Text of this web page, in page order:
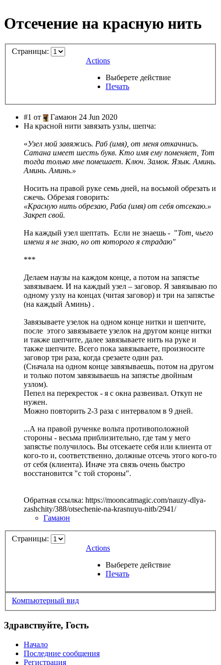
Отсечение на красную нить
Страницы:
Actions
Выберете действие
Печать
#1 от
Гамаюн 24 Jun 2020
На красной нити завязать узлы, шепча:
«Узел мой завяжись. Раб (имя), от меня откачнись.
Сатана имеет шесть букв. Кто имя ему поменяет, Тот
тогда только мне помешает. Ключ. Замок. Язык. Аминь.
Аминь. Аминь.»
Носить на правой руке семь дней, на восьмой обрезать и
сжечь. Обрезая говорить:
«Красную нить обрезаю, Раба (имя) от себя отсекаю.»
Закреп свой.
На каждый узел шептать. Если не знаешь - "Тот, чьего
имени я не знаю, но от которого я страдаю"
***
Делаем наузы на каждом конце, а потом на запястье
завязываем. И на каждый узел – заговор. Я завязываю по
одному узлу на концах (читая заговор) и три на запястье
(на каждый Аминь) .
Завязываете узелок на одном конце нитки и шепчите,
после этого завязываете узелок на другом конце нитки
и также шепчите, далее завязываете нить на руке и
также шепчите. Всего пока завязываете, произносите
заговор три раза, когда срезаете один раз.
(Сначала на одном конце завязываешь, потом на другом
и только потом завязываешь на запястье двойным
узлом).
Пепел на перекресток - я с окна развеивал. Откуп не
нужен.
Можно повторить 2-3 раза с интервалом в 9 дней.
...А на правой рученке вольта противоположной
стороны - весьма приблизительно, где там у мего
запястье получилось. Вы отсекаете себя или клиента от
кого-то и, соответственно, должные отсечь этого кого-то
от себя (клиента). Иначе эта связь очень быстро
восстановится "с той стороны".
Обратная ссылка: https://mooncatmagic.com/nauzy-dlya-
zashchity/388/otsechenie-na-krasnuyu-nitb/2941/
Гамаюн
Страницы:
Actions
Выберете действие
Печать
Компьютерный вид
Здравствуйте, Гость
Начало
Последние сообщения
Регистрация